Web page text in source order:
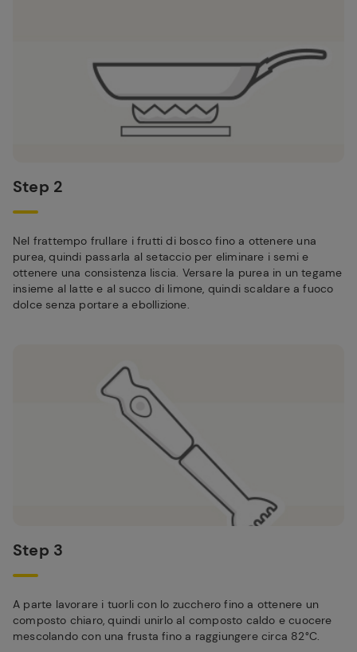
Step 2
Nel frattempo frullare i frutti di bosco fino a ottenere una
purea, quindi passarla al setaccio per eliminare i semi e
ottenere una consistenza liscia. Versare la purea in un tegame
insieme al latte e al succo di limone, quindi scaldare a fuoco
dolce senza portare a ebollizione.
Step 3
A parte lavorare i tuorli con lo zucchero fino a ottenere un
composto chiaro, quindi unirlo al composto caldo e cuocere
mescolando con una frusta fino a raggiungere circa 82°C.